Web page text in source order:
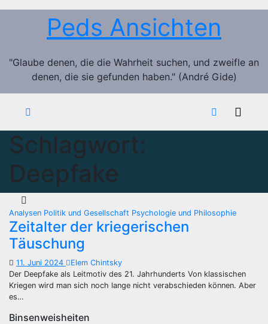
Zum
Peds Ansichten
"Glaube denen, die die Wahrheit suchen, und zweifle an
denen, die sie gefunden haben." (André Gide)
Schlagwort:
Deepfake
Analysen Politik und Gesellschaft Psychologie und Philosophie
Zeitalter der kriegerischen
Täuschung
11. Juni 2024
Elem Chintsky
Der Deepfake als Leitmotiv des 21. Jahrhunderts Von klassischen
Kriegen wird man sich noch lange nicht verabschieden können. Aber
es…
Binsenweisheiten